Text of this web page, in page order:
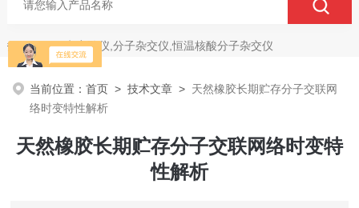
热门关键词：电穿孔仪,分子杂交仪,恒温核酸分子杂交仪
当前位置：首页 >技术文章 > 天然橡胶长期贮存分子交联网
络时变特性解析
天然橡胶长期贮存分子交联网络时变特
性解析